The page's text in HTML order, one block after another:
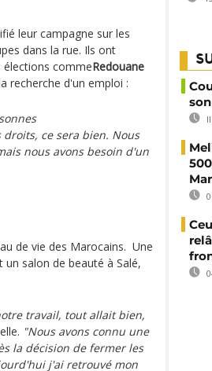
leur campagne sur les
dans la rue. Ils ont
élections commeRedouane
recherche d'un emploi :
ce sera bien. Nous
nous avons besoin d'un
de vie des Marocains. Une
salon de beauté à Salé,
travail, tout allait bien,
"Nous avons connu une
la décision de fermer les
j'ai retrouvé mon